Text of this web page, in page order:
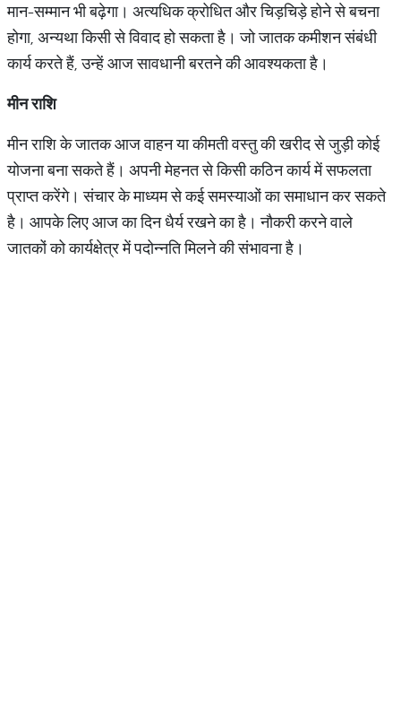
मान-सम्मान भी बढ़ेगा। अत्यधिक क्रोधित और चिड़चिड़े होने से बचना
होगा, अन्यथा किसी से विवाद हो सकता है। जो जातक कमीशन संबंधी
कार्य करते हैं, उन्हें आज सावधानी बरतने की आवश्यकता है।
मीन राशि
मीन राशि के जातक आज वाहन या कीमती वस्तु की खरीद से जुड़ी कोई
योजना बना सकते हैं। अपनी मेहनत से किसी कठिन कार्य में सफलता
प्राप्त करेंगे। संचार के माध्यम से कई समस्याओं का समाधान कर सकते
है। आपके लिए आज का दिन धैर्य रखने का है। नौकरी करने वाले
जातकों को कार्यक्षेत्र में पदोन्नति मिलने की संभावना है।